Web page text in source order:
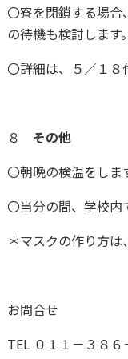
〇寮を閉鎖する場
の待機も検討します
〇詳細は、５／１
８ その他
〇朝晩の検温をし
〇当分の間、学校
＊マスクの作り方
お問合せ
TEL ０１１－３８